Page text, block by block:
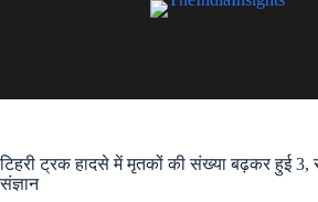
टिहरी ट्रक हादसे में मृतकों की संख्या बढ़कर हुई 3,
संज्ञान